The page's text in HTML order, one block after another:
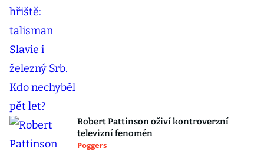
Robert Pattinson oživí kontroverzní
televizní fenomén
Poggers